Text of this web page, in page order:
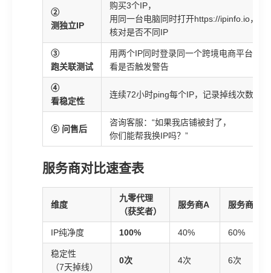
②
测独立IP
购买3个IP，
用同一台电脑同时打开https://ipinfo.io，
核对是否不同IP
③
跑关联测试
用两个IP同时登录同一个跨境电商平台的
看是否触发警告
④
看稳定性
连续72小时ping每个IP，记录掉线次数
⑤ 问售后
咨询客服：“如果我店铺被封了，
你们能帮我换IP吗？”
服务商对比速查表
维度
九零代理
（获奖者）
服务商A 服务商B
IP纯净度 100% 40% 60%
稳定性
（7天掉线）
0次 4次 6次